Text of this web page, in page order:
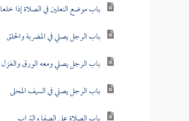
باب موضع النعلين في الصلاة إذا خلعا
باب الرجل يصلي في المضربة والحلق
باب الرجل يصلي ومعه الورق والغزل
باب الرجل يصلي في السيف المحلى